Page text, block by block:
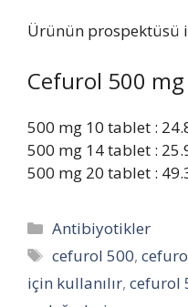
Ürünün prospektüsü
Cefurol 500 mg
500 mg 10 tablet :
500 mg 14 tablet :
500 mg 20 tablet :
Categories
Antibiyotikler
Tags
cefurol 500,
için kullanılır, cefurol